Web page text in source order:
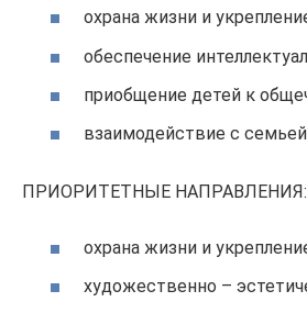
охрана жизни и
обеспечение
приобщение детей к
взаимодействие с
ПРИОРИТЕТНЫЕ НАПРАВЛЕНИЯ:
охрана жизни и
художественно –